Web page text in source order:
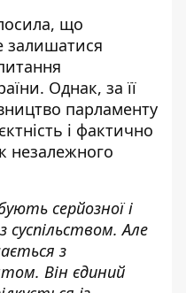
що
залишатися
Однак, за її
парламенту
і фактично
незалежного
серйозної і
суспільством. Але
з
Він єдиний